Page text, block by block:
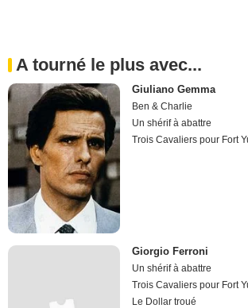
A tourné le plus avec...
Giuliano Gemma
Ben & Charlie
Un shérif à abattre
Trois Cavaliers pour Fort
Giorgio Ferroni
Un shérif à abattre
Trois Cavaliers pour Fort
Le Dollar troué